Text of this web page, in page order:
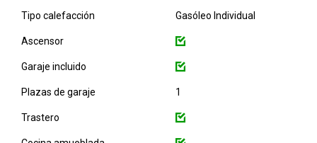
Tipo calefacción Gasóleo Individual
Ascensor
Garaje incluido
Plazas de garaje 1
Trastero